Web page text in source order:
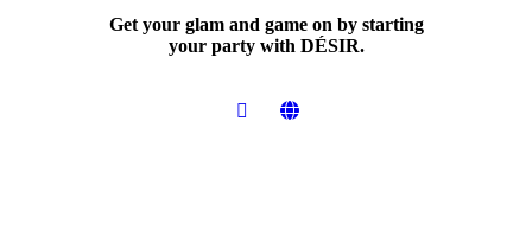
Get your glam and game on by starting
your party with DÉSIR.